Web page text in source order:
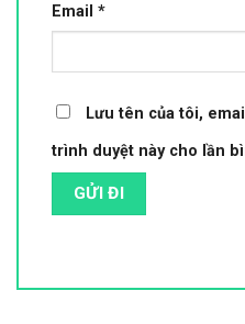
Email *
Lưu tên của tôi,
trình duyệt này cho lần